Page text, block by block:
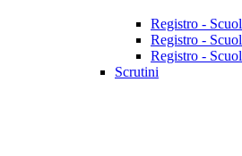
Registro -
Registro -
Registro -
Scrutini